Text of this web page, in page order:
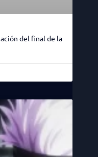
del final de la